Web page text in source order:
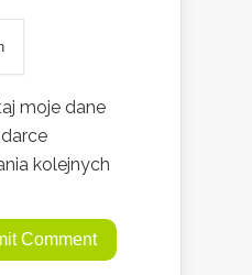
moje dane
kolejnych